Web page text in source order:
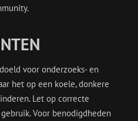
voor onderzoeks- en
het op een koele, donkere
Let op correcte
Voor benodigdheden